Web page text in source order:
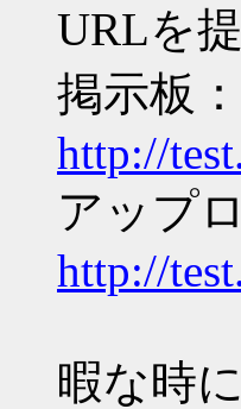
URLを
掲示板：
http://
アップ
http://
暇な時